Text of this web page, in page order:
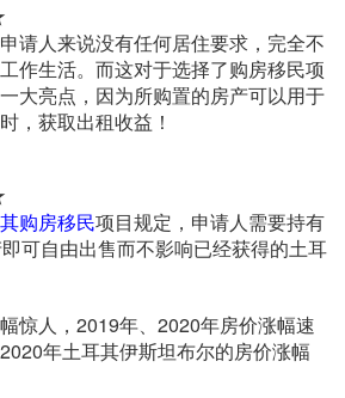
请人来说没有任何居住要求，完全不
作生活。而这对于选择了购房移民项
大亮点，因为所购置的房产可以用于
，获取出租收益！
购房移民项目规定，申请人需要持有
可自由出售而不影响已经获得的土耳
惊人，2019年、2020年房价涨幅速
年土耳其伊斯坦布尔的房价涨幅